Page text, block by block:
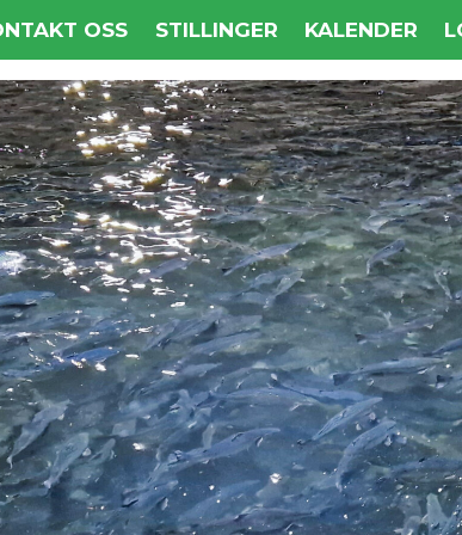
OSS STILLINGER KALENDER